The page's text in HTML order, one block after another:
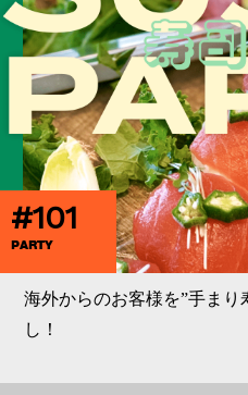
#101
PARTY
海外からのお客様を”手まり
し！